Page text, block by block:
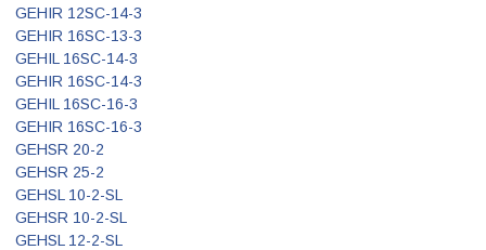
GEHIR 12SC-14-3
GEHIR 16SC-13-3
GEHIL 16SC-14-3
GEHIR 16SC-14-3
GEHIL 16SC-16-3
GEHIR 16SC-16-3
GEHSR 20-2
GEHSR 25-2
GEHSL 10-2-SL
GEHSR 10-2-SL
GEHSL 12-2-SL